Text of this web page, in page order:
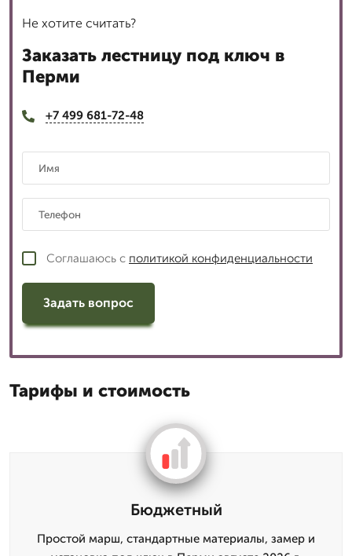
Не хотите считать?
Заказать лестницу под ключ в
Перми
+7 499 681-72-48
Соглашаюсь с политикой конфиденциальности
Задать вопрос
Тарифы и стоимость
Бюджетный
Простой марш, стандартные материалы, замер и